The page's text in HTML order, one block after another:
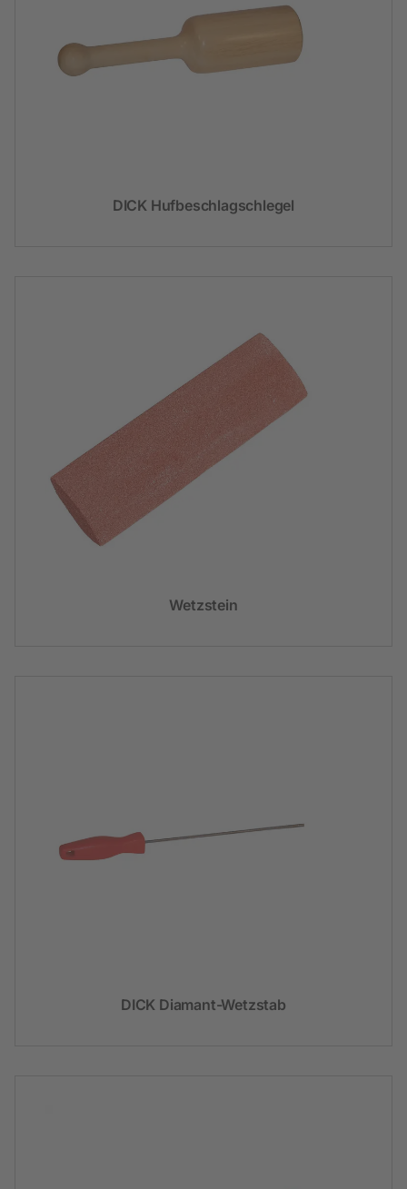
DICK Hufbeschlagschlegel
Wetzstein
DICK Diamant-Wetzstab